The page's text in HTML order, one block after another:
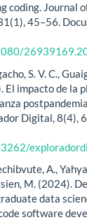
coding. Journal
45–56.
S. V. C.,
El impacto de la
Digital, 8(4),
A.,
M. (2024).
data
software